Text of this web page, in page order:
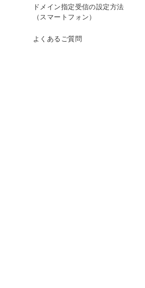
ドメイン指定受信の設定方法
（スマートフォン）
よくあるご質問